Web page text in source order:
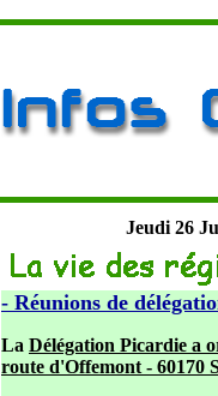
Jeudi 26
- Réunions de
La Délégation Picardie a
route d'Offemont - 60170